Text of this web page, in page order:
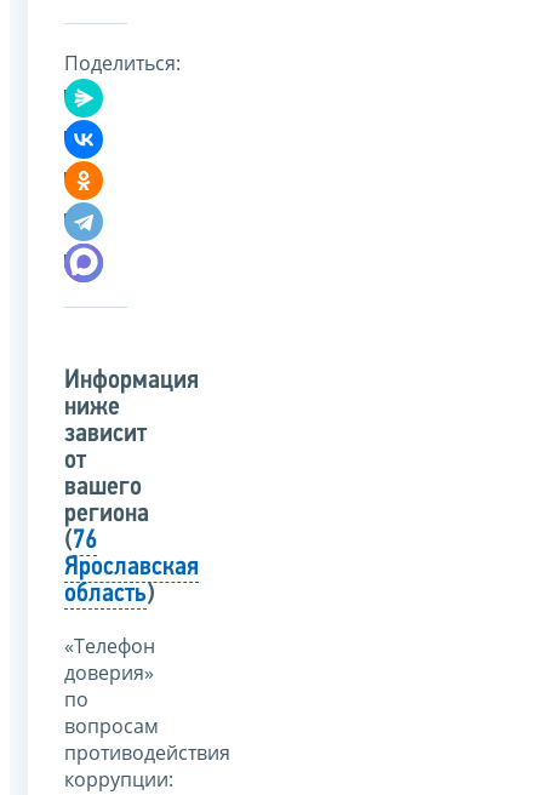
Поделиться:
Информация
ниже
зависит
от
вашего
региона
(76
Ярославская
область)
«Телефон
доверия»
по
вопросам
противодействия
коррупции: